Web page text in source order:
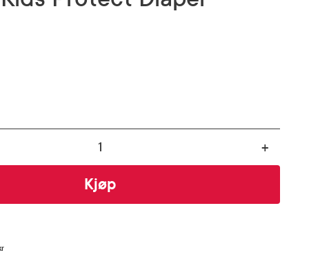
+
Kjøp